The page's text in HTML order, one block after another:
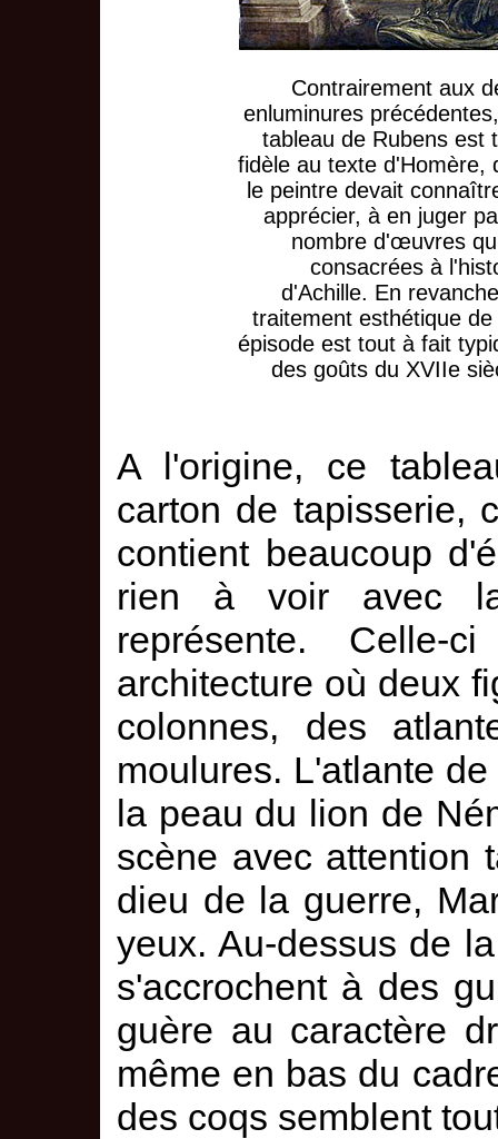
Contrairement aux
enluminures
tableau de Rubens est
fidèle au texte d'Homère,
le peintre devait
apprécier, à en juger
nombre d'œuvres
consacrées à
d'Achille. En
traitement esthétique de
épisode est tout à fait
des goûts du XVIIe
A l'origine, ce
carton de tapisserie,
contient beaucoup
rien à voir avec
représente.
architecture où deux
colonnes, des
moulures. L'atlante
la peau du lion de
scène avec attention
dieu de la guerre,
yeux. Au-dessus de
s'accrochent à des
guère au caractère
même en bas du
des coqs semblent